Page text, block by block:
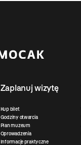
Zaplanuj wizytę
Kup bilet
Godziny otwarcia
Plan muzeum
Oprowadzenia
Informacje praktyczne